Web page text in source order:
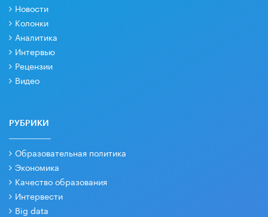
Новости
Колонки
Аналитика
Интервью
Рецензии
Видео
РУБРИКИ
Образовательная политика
Экономика
Качество образования
Интервести
Big data